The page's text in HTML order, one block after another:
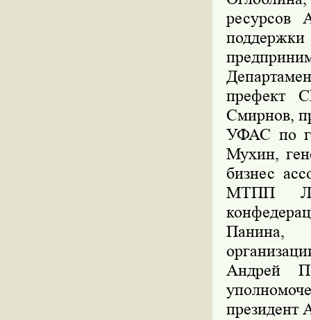
ресурсов
префект
Смирнов,
УФАС по
Мухин,
бизнес
МТПП
Панина,
Андрей
президент